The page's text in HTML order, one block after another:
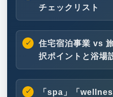
チェックリスト
住宅宿泊事業 vs
択ポイントと浴場
「spa」「